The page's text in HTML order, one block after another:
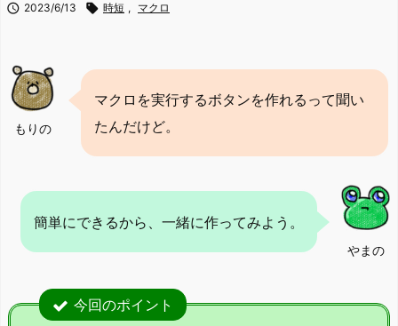
 2023/6/13  時短 , マクロ
もりの
マクロを実行するボタンを作れるって聞い
たんだけど。
やまの
簡単にできるから、一緒に作ってみよう。
今回のポイント